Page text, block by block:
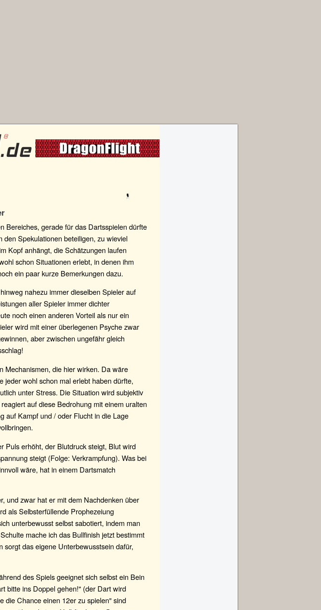
Bereiches, gerade für das Dartsspielen dürfte
Spekulationen beteiligen, zu wieviel
Kopf anhängt, die Schätzungen laufen
schon Situationen erlebt, in denen ihm
ein paar kurze Bemerkungen dazu.
nahezu immer dieselben Spieler auf
aller Spieler immer dichter
noch einen anderen Vorteil als nur ein
wird mit einer überlegenen Psyche zwar
aber zwischen ungefähr gleich
Mechanismen, die hier wirken. Da wäre
jeder wohl schon mal erlebt haben dürfte,
unter Stress. Die Situation wird subjektiv
auf diese Bedrohung mit einem uralten
auf Kampf und / oder Flucht in die Lage
Puls erhöht, der Blutdruck steigt, Blut wird
steigt (Folge: Verkrampfung). Was bei
wäre, hat in einem Dartsmatch
und zwar hat er mit dem Nachdenken über
als Selbsterfüllende Prophezeiung
unterbewusst selbst sabotiert, indem man
mache ich das Bullfinish jetzt bestimmt
sorgt das eigene Unterbewusstsein dafür,
des Spiels geeignet sich selbst ein Bein
bitte ins Doppel gehen!" (der Dart wird
die Chance einen 12er zu spielen" sind